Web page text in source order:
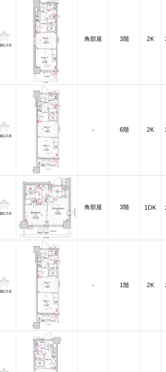
角部屋 3階 2K
- 6階 2K
角部屋 3階 1DK
- 1階 2K